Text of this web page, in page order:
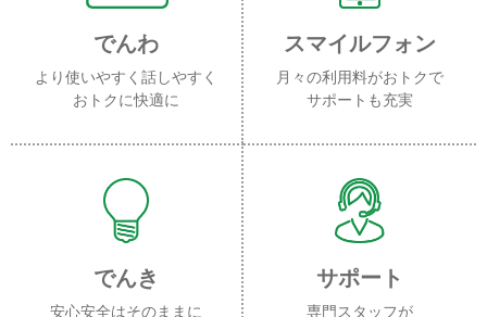
でんわ
より使いやすく話しやすく
おトクに快適に
スマイルフォン
月々の利用料がおトクで
サポートも充実
でんき
安心安全はそのままに
サポート
専門スタッフが